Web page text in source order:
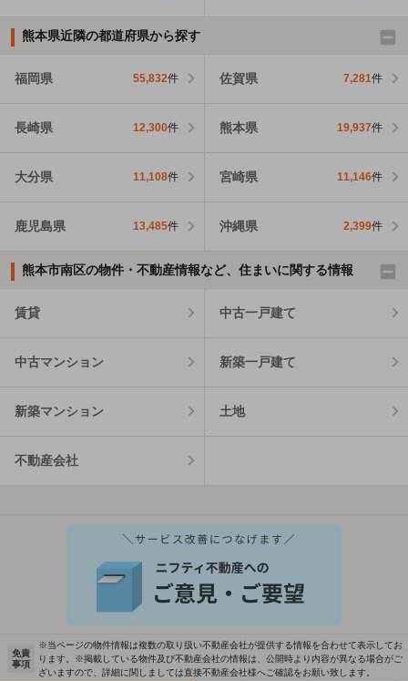
熊本県近隣の都道府県から探す
福岡県 55,832件 佐賀県 7,281件
長崎県 12,300件 熊本県 19,937件
大分県 11,108件 宮崎県 11,146件
鹿児島県 13,485件 沖縄県 2,399件
熊本市南区の物件・不動産情報など、住まいに関する情報
賃貸 中古一戸建て
中古マンション 新築一戸建て
新築マンション 土地
不動産会社
免責
事項
※当ページの物件情報は複数の取り扱い不動産会社が提供する情報を合わせて表示してお
ります。※掲載している物件及び不動産会社の情報は、公開時より内容が異なる場合がご
ざいますので、詳細に関しましては直接不動産会社様へご確認をお願い致します。